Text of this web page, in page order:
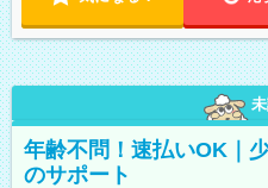
年齢不問！速払いOK｜
のサポート